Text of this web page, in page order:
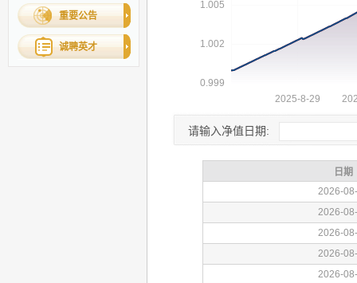
重要公告
诚聘英才
请输入净值日期: